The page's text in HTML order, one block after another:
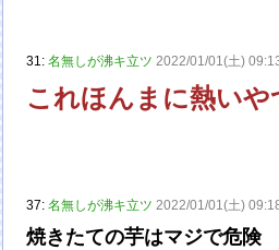
31:名無しが沸キ立ツ 2022/01/01(土)
これほんまに熱いや
37:名無しが沸キ立ツ 2022/01/01(土)
焼きたての芋はマジで危険